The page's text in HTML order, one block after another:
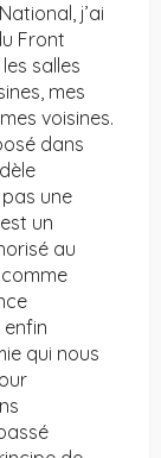
j’ai
Front
salles
mes
voisines.
dans
une
un
au
qui nous